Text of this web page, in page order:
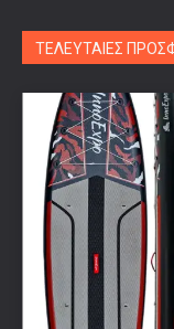
ΤΕΛΕΥΤΑΙΕΣ